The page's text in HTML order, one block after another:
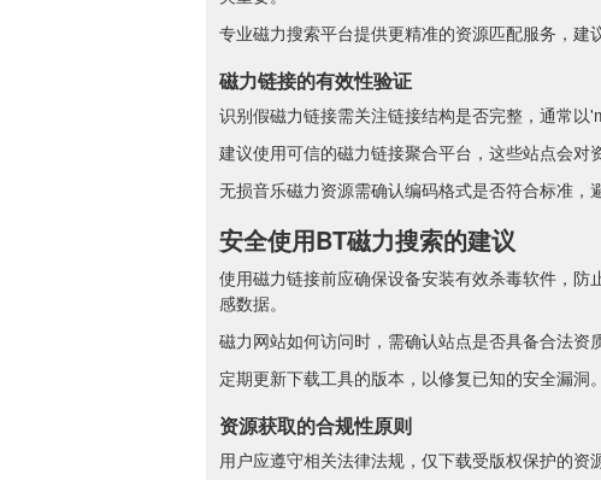
专业磁力搜索平台提供更精准的资源匹配服务，建
磁力链接的有效性验证
识别假磁力链接需关注链接结构是否完整，通常以
建议使用可信的磁力链接聚合平台，这些站点会对
无损音乐磁力资源需确认编码格式是否符合标准，
安全使用BT磁力搜索的建议
使用磁力链接前应确保设备安装有效杀毒软件，
感数据。
磁力网站如何访问时，需确认站点是否具备合法资
定期更新下载工具的版本，以修复已知的安全漏洞
资源获取的合规性原则
用户应遵守相关法律法规，仅下载受版权保护的资